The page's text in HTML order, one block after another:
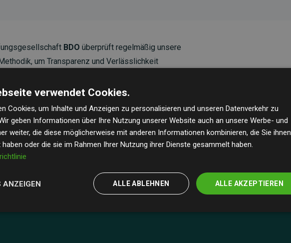
BDO überprüft regelmäßig unsere
um Transparenz und Verlässlichkeit
dass unsere Investitionen in Klimaschutzprojekte im
der geschätzten CO₂-Emissionender teilnehmenden
– ein klarer Nachweis für die messbare Klimawirkung
verwendet Cookies.
Cookies, um Inhalte und Anzeigen zu personalisieren und unseren Datenverkehr zu
geben Informationen über Ihre Nutzung unserer Website auch an unsere Werbe- und
weiter, die diese möglicherweise mit anderen Informationen kombinieren, die Sie ihnen
oder die sie im Rahmen Ihrer Nutzung ihrer Dienste gesammelt haben.
ALLE AKZEPTIEREN
ALLE ABLEHNEN
ANZEIGEN